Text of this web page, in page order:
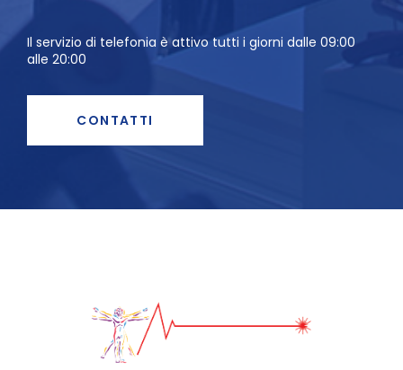
Il servizio di telefonia è attivo tutti i giorni dalle 09:00
alle 20:00
CONTATTI